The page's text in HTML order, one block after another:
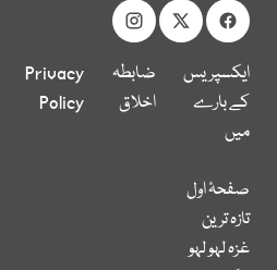
ایکسپریس
کے بارے
میں
ضابطہ
اخلاق
Privacy
Policy
صفحۂ اول
تازہ ترین
غزہ لہو لہو